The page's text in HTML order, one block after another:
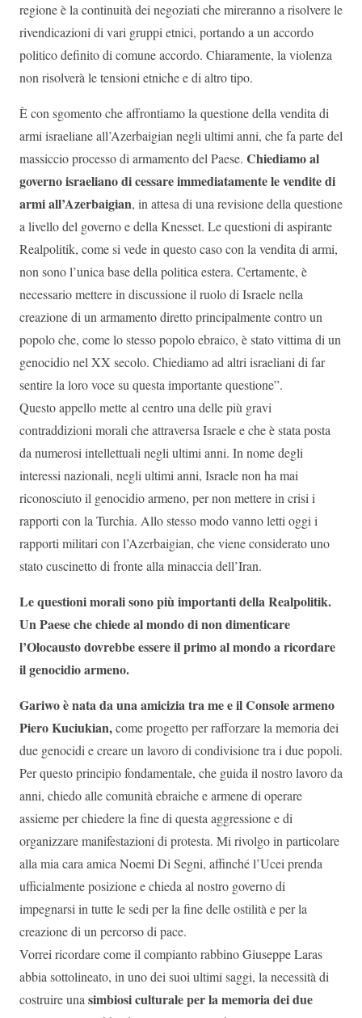
regione è la continuità dei negoziati che mireranno a risolvere le
rivendicazioni di vari gruppi etnici, portando a un accordo
politico definito di comune accordo. Chiaramente, la violenza
non risolverà le tensioni etniche e di altro tipo.
È con sgomento che affrontiamo la questione della vendita di
armi israeliane all’Azerbaigian negli ultimi anni, che fa parte del
massiccio processo di armamento del Paese. Chiediamo al
governo israeliano di cessare immediatamente le vendite di
armi all’Azerbaigian, in attesa di una revisione della questione
a livello del governo e della Knesset. Le questioni di aspirante
Realpolitik, come si vede in questo caso con la vendita di armi,
non sono l’unica base della politica estera. Certamente, è
necessario mettere in discussione il ruolo di Israele nella
creazione di un armamento diretto principalmente contro un
popolo che, come lo stesso popolo ebraico, è stato vittima di un
genocidio nel XX secolo. Chiediamo ad altri israeliani di far
sentire la loro voce su questa importante questione”.
Questo appello mette al centro una delle più gravi
contraddizioni morali che attraversa Israele e che è stata posta
da numerosi intellettuali negli ultimi anni. In nome degli
interessi nazionali, negli ultimi anni, Israele non ha mai
riconosciuto il genocidio armeno, per non mettere in crisi i
rapporti con la Turchia. Allo stesso modo vanno letti oggi i
rapporti militari con l’Azerbaigian, che viene considerato uno
stato cuscinetto di fronte alla minaccia dell’Iran.
Le questioni morali sono più importanti della Realpolitik.
Un Paese che chiede al mondo di non dimenticare
l’Olocausto dovrebbe essere il primo al mondo a ricordare
il genocidio armeno.
Gariwo è nata da una amicizia tra me e il Console armeno
Piero Kuciukian,come progetto per rafforzare la memoria dei
due genocidi e creare un lavoro di condivisione tra i due popoli.
Per questo principio fondamentale, che guida il nostro lavoro da
anni, chiedo alle comunità ebraiche e armene di operare
assieme per chiedere la fine di questa aggressione e di
organizzare manifestazioni di protesta. Mi rivolgo in particolare
alla mia cara amica Noemi Di Segni, affinché l’Ucei prenda
ufficialmente posizione e chieda al nostro governo di
impegnarsi in tutte le sedi per la fine delle ostilità e per la
creazione di un percorso di pace.
Vorrei ricordare come il compianto rabbino Giuseppe Laras
abbia sottolineato, in uno dei suoi ultimi saggi, la necessità di
costruire unasimbiosi culturale per la memoria dei due